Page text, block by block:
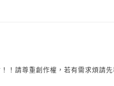
請尊重創作權，若有需求煩請先